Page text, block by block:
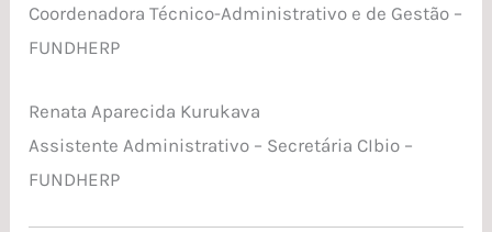
Coordenadora Técnico-Administrativo e de Gestão –
FUNDHERP
Renata Aparecida Kurukava
Assistente Administrativo – Secretária CIbio –
FUNDHERP